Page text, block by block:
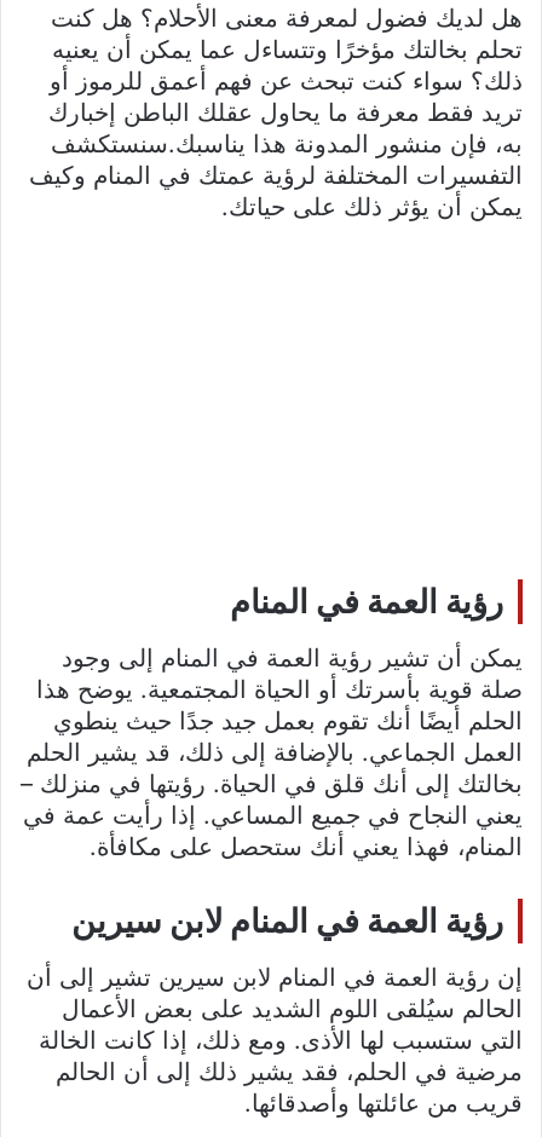
هل لديك فضول لمعرفة معنى الأحلام؟ هل كنت
تحلم بخالتك مؤخرًا وتتساءل عما يمكن أن يعنيه
ذلك؟ سواء كنت تبحث عن فهم أعمق للرموز أو
تريد فقط معرفة ما يحاول عقلك الباطن إخبارك
به، فإن منشور المدونة هذا يناسبك.سنستكشف
التفسيرات المختلفة لرؤية عمتك في المنام وكيف
يمكن أن يؤثر ذلك على حياتك.
رؤية العمة في المنام
يمكن أن تشير رؤية العمة في المنام إلى وجود
صلة قوية بأسرتك أو الحياة المجتمعية. يوضح هذا
الحلم أيضًا أنك تقوم بعمل جيد جدًا حيث ينطوي
العمل الجماعي. بالإضافة إلى ذلك، قد يشير الحلم
بخالتك إلى أنك قلق في الحياة. رؤيتها في منزلك –
يعني النجاح في جميع المساعي. إذا رأيت عمة في
المنام، فهذا يعني أنك ستحصل على مكافأة.
رؤية العمة في المنام لابن سيرين
إن رؤية العمة في المنام لابن سيرين تشير إلى أن
الحالم سيُلقى اللوم الشديد على بعض الأعمال
التي ستسبب لها الأذى. ومع ذلك، إذا كانت الخالة
مرضية في الحلم، فقد يشير ذلك إلى أن الحالم
قريب من عائلتها وأصدقائها.